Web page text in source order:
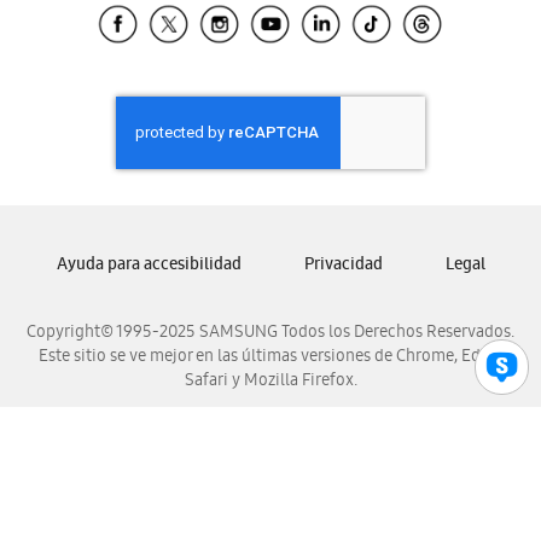
Samsung El Salvador
Samsung Honduras
Samsung Nicaragua
Samsung Panamá
Samsung Venezuela
Copyright© 1995-2025 SAMSUNG Todos los Derechos Reservados.
Este sitio se ve mejor en las últimas versiones de Chrome, Edge,
Safari y Mozilla Firefox.
Ayuda para accesibilidad Privacidad Legal